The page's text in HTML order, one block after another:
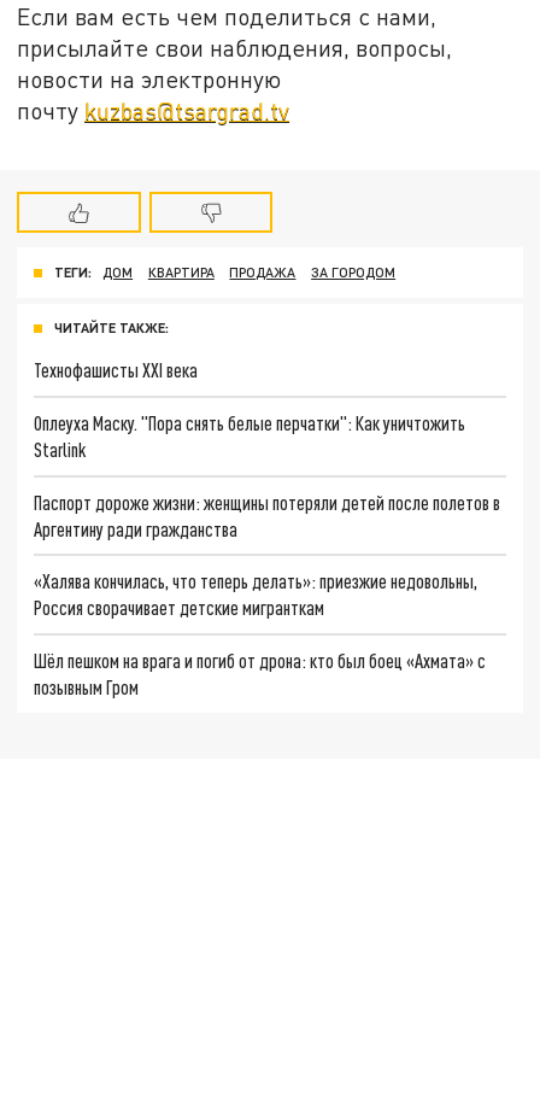
Если вам есть чем поделиться с нами,
присылайте свои наблюдения, вопросы,
новости на электронную
почту kuzbas@tsargrad.tv
ТЕГИ: ДОМ КВАРТИРА ПРОДАЖА ЗА ГОРОДОМ
ЧИТАЙТЕ ТАКЖЕ:
Технофашисты XXI века
Оплеуха Маску. "Пора снять белые перчатки": Как уничтожить
Starlink
Паспорт дороже жизни: женщины потеряли детей после полетов в
Аргентину ради гражданства
«Халява кончилась, что теперь делать»: приезжие недовольны,
Россия сворачивает детские мигранткам
Шёл пешком на врага и погиб от дрона: кто был боец «Ахмата» с
позывным Гром